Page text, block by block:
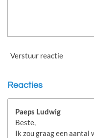
Verstuur reactie
Reacties
Paeps Ludwig
Beste,
Ik zou graag een aantal